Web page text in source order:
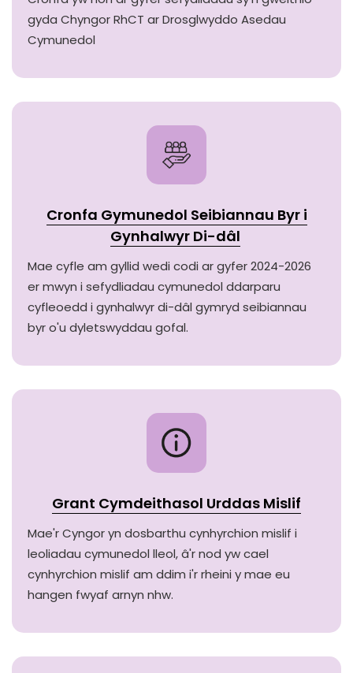
gyda Chyngor RhCT ar Drosglwyddo Asedau
Cymunedol
Cronfa Gymunedol Seibiannau Byr i
Gynhalwyr Di-dâl
Mae cyfle am gyllid wedi codi ar gyfer 2024-2026
er mwyn i sefydliadau cymunedol ddarparu
cyfleoedd i gynhalwyr di-dâl gymryd seibiannau
byr o'u dyletswyddau gofal.
Grant Cymdeithasol Urddas Mislif
Mae'r Cyngor yn dosbarthu cynhyrchion mislif i
leoliadau cymunedol lleol, â'r nod yw cael
cynhyrchion mislif am ddim i'r rheini y mae eu
hangen fwyaf arnyn nhw.